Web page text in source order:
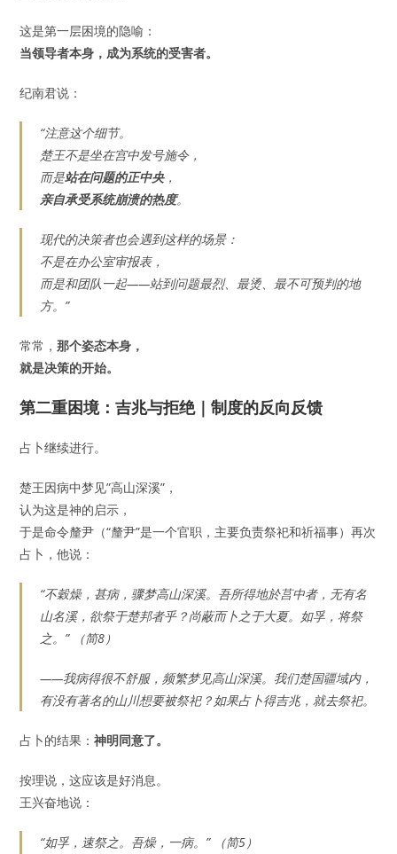
这是第一层困境的隐喻：
当领导者本身，成为系统的受害者。
纪南君说：
“注意这个细节。
楚王不是坐在宫中发号施令，
而是站在问题的正中央，
亲自承受系统崩溃的热度。
现代的决策者也会遇到这样的场景：
不是在办公室审报表，
而是和团队一起——站到问题最烈、最烫、最不可预判的地
方。”
常常，那个姿态本身，
就是决策的开始。
第二重困境：吉兆与拒绝｜制度的反向反馈
占卜继续进行。
楚王因病中梦见”高山深溪”，
认为这是神的启示，
于是命令釐尹（“釐尹”是一个官职，主要负责祭祀和祈福事）再次
占卜，他说：
“不穀燥，甚病，骤梦高山深溪。吾所得地於莒中者，无有名
山名溪，欲祭于楚邦者乎？尚蔽而卜之于大夏。如孚，将祭
之。” （简8）
——我病得很不舒服，频繁梦见高山深溪。我们楚国疆域内，
有没有著名的山川想要被祭祀？如果占卜得吉兆，就去祭祀。
占卜的结果：神明同意了。
按理说，这应该是好消息。
王兴奋地说：
“如孚，速祭之。吾燥，一病。” （简5）